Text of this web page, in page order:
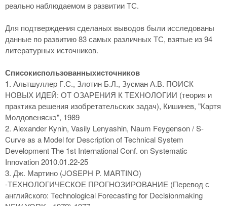
реально наблюдаемом в развитии ТС.
Для подтверждения сделаных выводов были исследованы
данные по развитию 83 самых различных ТС, взятые из 94
литературных источников.
Списокиспользованныхисточников
1. Альтшуллеp Г.С., Злотин Б.Л., Зусман А.В. ПОИСК
НОВЫХ ИДЕЙ: ОТ ОЗАРЕНИЯ К ТЕХНОЛОГИИ (теория и
практика решения изобретательских задач), Кишинев, "Каpтя
Молдовеняскэ", 1989
2. Alexander Kynin, Vasily Lenyashin, Naum Feygenson / S-
Curve as a Model for Description of Technical System
Development The 1st International Conf. on Systematic
Innovation 2010.01.22-25
3. Дж. Мартино (JOSEPH P. MARTINO)
-ТЕХНОЛОГИЧЕСКОЕ ПРОГНОЗИРОВАНИЕ (Перевод с
английского: Technological Forecasting for Decisionmaking